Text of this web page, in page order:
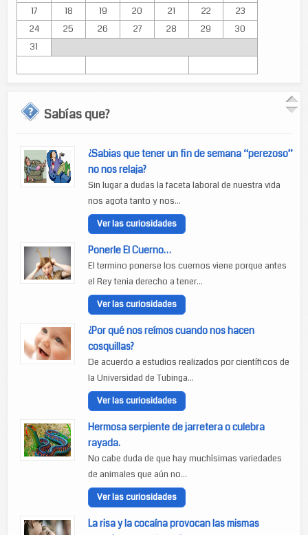
17
18 19 20 21 22
23
24
25 26 27 28 29
30
31
Sabías que?
¿Sabias que tener un fin de semana “perezoso”
no nos relaja?
Sin lugar a dudas la faceta laboral de nuestra vida
nos agota tanto y nos...
Ver las curiosidades
Ponerle El Cuerno…
El termino ponerse los cuernos viene porque antes
el Rey tenia derecho a tener...
Ver las curiosidades
¿Por qué nos reímos cuando nos hacen
cosquillas?
De acuerdo a estudios realizados por científicos de
la Universidad de Tubinga...
Ver las curiosidades
Hermosa serpiente de jarretera o culebra
rayada.
No cabe duda de que hay muchísimas variedades
de animales que aún no...
Ver las curiosidades
La risa y la cocaína provocan las mismas